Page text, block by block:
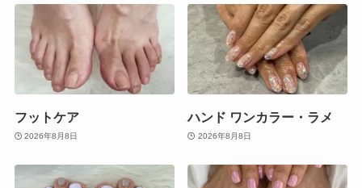
フットケア
2026年8月8日
ハンド ワンカラー・ラメ
2026年8月8日